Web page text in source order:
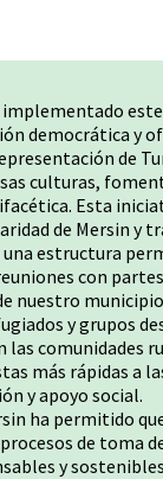
democrática y
de
culturas,
Esta
de Mersin y
estructura
con
nuestro
y grupos
comunidades
más rápidas a
y apoyo social.
ha permitido
de toma
y